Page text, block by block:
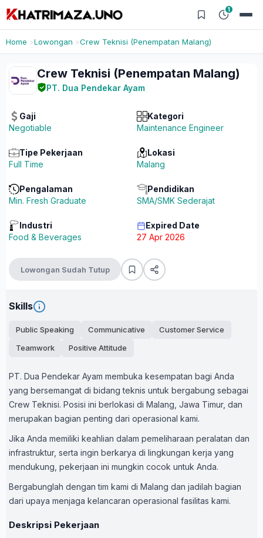
1
Home Lowongan Crew Teknisi (Penempatan Malang)
Crew Teknisi (Penempatan Malang)
PT. Dua Pendekar Ayam
Gaji
Negotiable
Kategori
Maintenance Engineer
Tipe Pekerjaan
Full Time
Lokasi
Malang
Pengalaman
Min. Fresh Graduate
Pendidikan
SMA/SMK Sederajat
Industri
Food & Beverages
Expired Date
27 Apr 2026
Lowongan Sudah Tutup
Skills
Public Speaking Communicative
Customer Service
Teamwork
Positive Attitude
PT. Dua Pendekar Ayam membuka kesempatan bagi Anda
yang bersemangat di bidang teknis untuk bergabung sebagai
Crew Teknisi. Posisi ini berlokasi di Malang, Jawa Timur, dan
merupakan bagian penting dari operasional kami.
Jika Anda memiliki keahlian dalam pemeliharaan peralatan dan
infrastruktur, serta ingin berkarya di lingkungan kerja yang
mendukung, pekerjaan ini mungkin cocok untuk Anda.
Bergabunglah dengan tim kami di Malang dan jadilah bagian
dari upaya menjaga kelancaran operasional fasilitas kami.
Deskripsi Pekerjaan